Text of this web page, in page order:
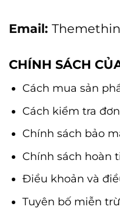
Email:
CHÍNH SÁCH
Cách mua sản
Cách kiểm tra
Chính sách bảo
Chính sách hoàn
Điều khoản và
Tuyên bố miễn